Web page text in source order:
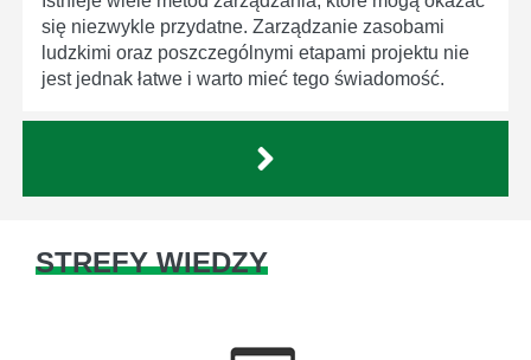
się niezwykle przydatne. Zarządzanie zasobami
ludzkimi oraz poszczególnymi etapami projektu nie
jest jednak łatwe i warto mieć tego świadomość.
STREFY WIEDZY